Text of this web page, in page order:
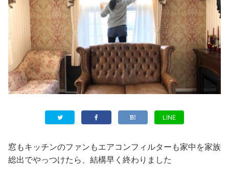
LINE
窓もキッチンのファンもエアコンフィルターも家中を家族
総出でやっつけたら、結構早く終わりました